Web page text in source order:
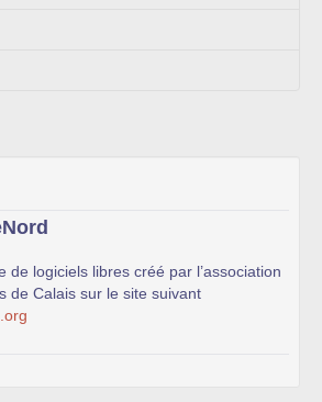
de logiciels libres créé par l’association
de Calais sur le site suivant